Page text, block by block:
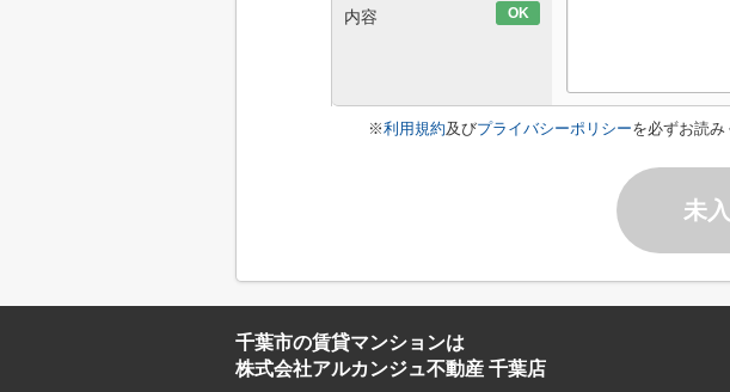
内容 OK
※利用規約及びプライバシーポリシーを必ずお読み
未
千葉市の賃貸マンションは
株式会社アルカンジュ不動産 千葉店